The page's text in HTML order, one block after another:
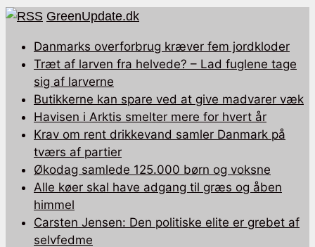
GreenUpdate.dk
Danmarks overforbrug kræver fem jordkloder
Træt af larven fra helvede? – Lad fuglene tage
sig af larverne
Butikkerne kan spare ved at give madvarer væk
Havisen i Arktis smelter mere for hvert år
Krav om rent drikkevand samler Danmark på
tværs af partier
Økodag samlede 125.000 børn og voksne
Alle køer skal have adgang til græs og åben
himmel
Carsten Jensen: Den politiske elite er grebet af
selvfedme